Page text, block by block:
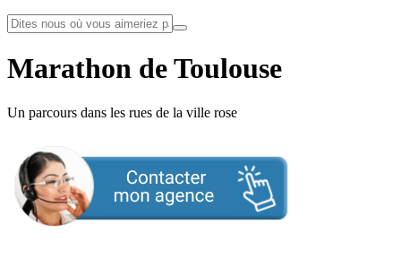
Marathon de Toulouse
Un parcours dans les rues de la ville rose